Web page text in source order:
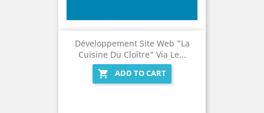
Développement Site Web "La
Cuisine Du Cloître" Via Le...

ADD TO CART